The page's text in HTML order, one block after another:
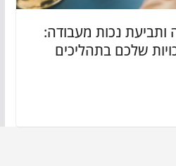
ותביעת נכות מעבודה:
שלכם בתהליכים